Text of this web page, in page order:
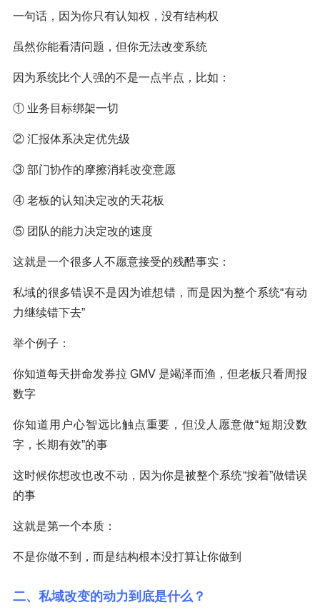
一句话，因为你只有认知权，没有结构权
虽然你能看清问题，但你无法改变系统
因为系统比个人强的不是一点半点，比如：
① 业务目标绑架一切
② 汇报体系决定优先级
③ 部门协作的摩擦消耗改变意愿
④ 老板的认知决定改的天花板
⑤ 团队的能力决定改的速度
这就是一个很多人不愿意接受的残酷事实：
私域的很多错误不是因为谁想错，而是因为整个系统“有动
力继续错下去”
举个例子：
你知道每天拼命发券拉 GMV 是竭泽而渔，但老板只看周报
数字
你知道用户心智远比触点重要，但没人愿意做“短期没数
字，长期有效”的事
这时候你想改也改不动，因为你是被整个系统“按着”做错误
的事
这就是第一个本质：
不是你做不到，而是结构根本没打算让你做到
二、私域改变的动力到底是什么？